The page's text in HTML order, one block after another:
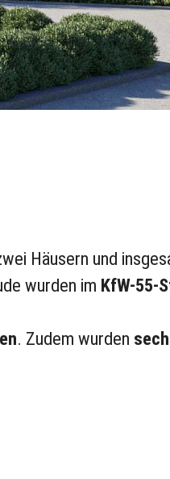
Häusern und
wurden im KfW-55-
. Zudem wurden